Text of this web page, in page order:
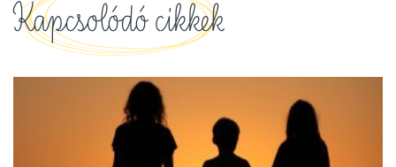
Kapcsolódó cikkek